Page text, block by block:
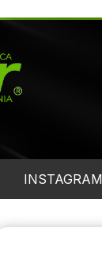
INSTAGRAM